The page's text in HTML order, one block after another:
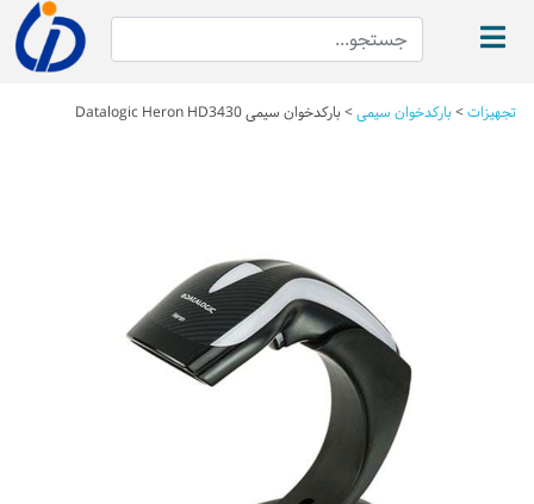
تجهیزات>بارکدخوان سیمی>بارکدخوان سیمی Datalogic Heron HD3430